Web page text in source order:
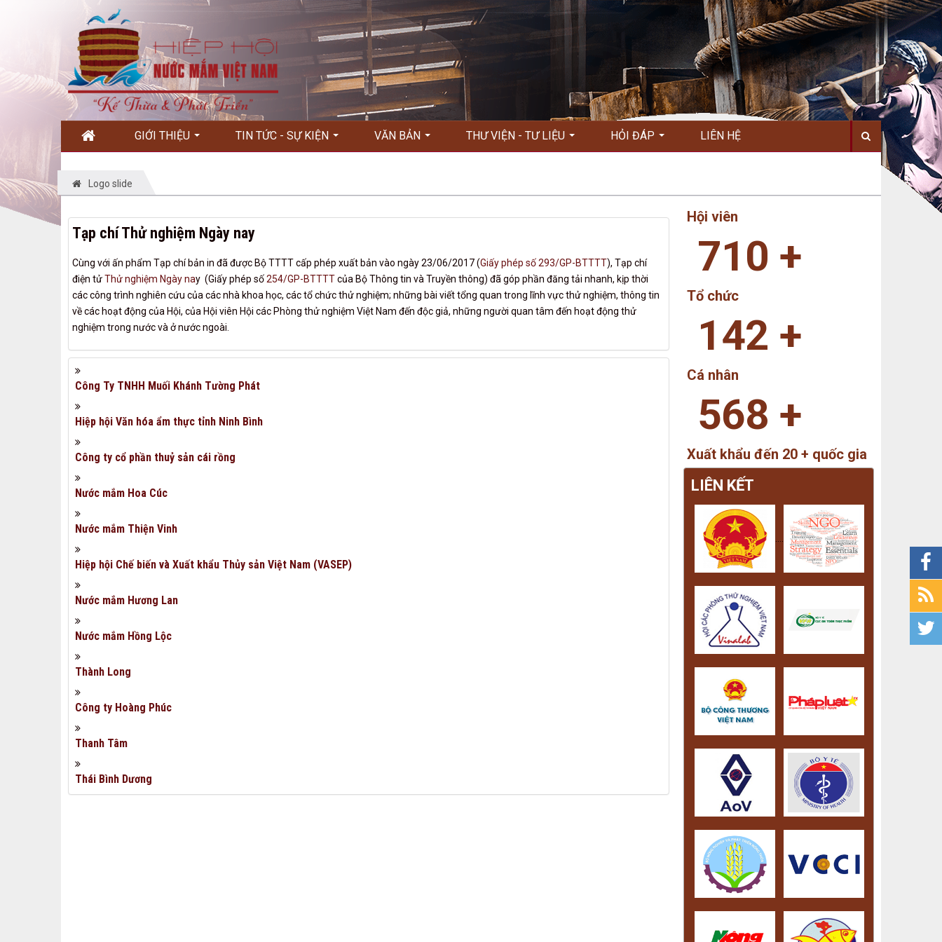
GIỚI THIỆU TIN TỨC - SỰ KIỆN VĂN BẢN THƯ VIỆN - TƯ LIỆU HỎI ĐÁP LIÊN HỆ
Logo slide
Tạp chí Thử nghiệm Ngày nay
Cùng với ấn phẩm Tạp chí bản in đã được Bộ TTTT cấp phép xuất bản vào ngày 23/06/2017 (Giấy phép số 293/GP-BTTTT), Tạp chí
điện tửThử nghiệm Ngày nay (Giấy phép số254/GP-BTTTTcủa Bộ Thông tin và Truyền thông) đã góp phần đăng tải nhanh, kịp thời
các công trình nghiên cứu của các nhà khoa học, các tổ chức thử nghiệm; những bài viết tổng quan trong lĩnh vực thử nghiệm, thông tin
về các hoạt động của Hội, của Hội viên Hội các Phòng thử nghiệm Việt Nam đến độc giả, những người quan tâm đến hoạt động thử
nghiệm trong nước và ở nước ngoài.
Công Ty TNHH Muối Khánh Tường Phát
Hiệp hội Văn hóa ẩm thực tỉnh Ninh Bình
Công ty cổ phần thuỷ sản cái rồng
Nước mắm Hoa Cúc
Nước mắm Thiện Vinh
Hiệp hội Chế biến và Xuất khẩu Thủy sản Việt Nam (VASEP)
Nước mắm Hương Lan
Nước mắm Hồng Lộc
Thành Long
Công ty Hoàng Phúc
Thanh Tâm
Thái Bình Dương
Hội viên
710 +
Tổ chức
142 +
Cá nhân
568 +
Xuất khẩu đến 20 + quốc gia
LIÊN KẾT